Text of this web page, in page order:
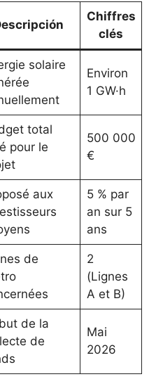
Chiffres
clés
solaire
Environ
1 GW·h
total
pour le
500 000
€
aux
5 % par
an sur 5
ans
de
2
(Lignes
A et B)
de la
de
Mai
2026